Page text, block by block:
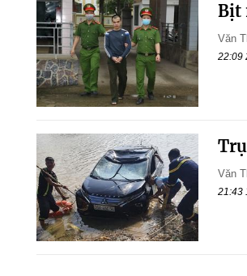
Bịt
Văn
22:09
Văn
21:43